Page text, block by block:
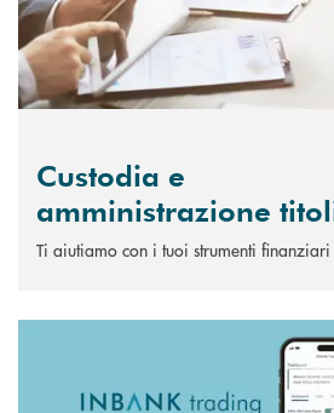
Custodia e
amministrazione
Ti aiutiamo con i tuoi strumenti